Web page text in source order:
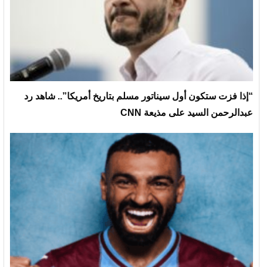
“إذا فزت ستكون أول سيناتور مسلم بتاريخ أمريكا”.. شاهد رد
عبدالرحمن السيد على مذيعة CNN